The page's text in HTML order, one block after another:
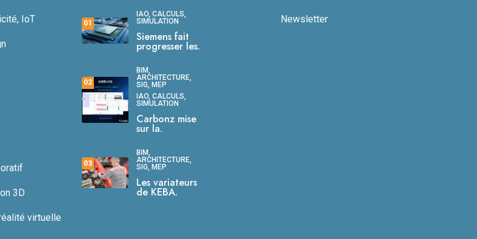
IoT
3D
virtuelle
01
IAO, CALCULS,
SIMULATION
Siemens fait
progresser les.
02
BIM,
ARCHITECTURE,
SIG, MEP
IAO, CALCULS,
SIMULATION
Carbonz mise
sur la.
03
BIM,
ARCHITECTURE,
SIG, MEP
Les variateurs
de KEBA.
Newsletter